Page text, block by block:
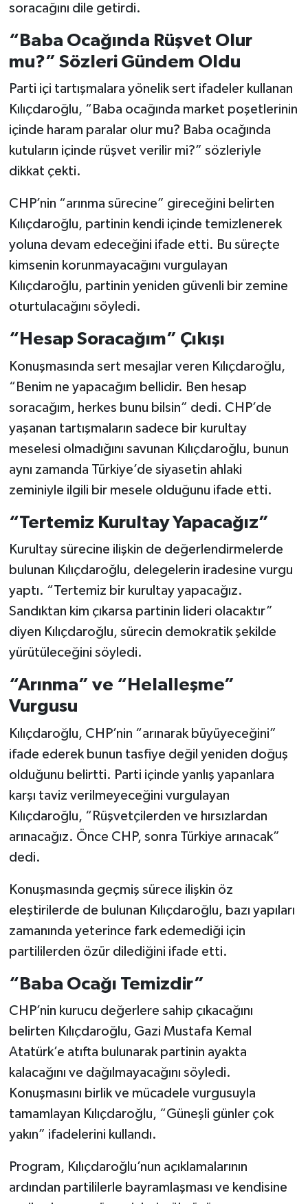
soracağını dile getirdi.
“Baba Ocağında Rüşvet Olur
mu?” Sözleri Gündem Oldu
Parti içi tartışmalara yönelik sert ifadeler kullanan
Kılıçdaroğlu, “Baba ocağında market poşetlerinin
içinde haram paralar olur mu? Baba ocağında
kutuların içinde rüşvet verilir mi?” sözleriyle
dikkat çekti.
CHP’nin “arınma sürecine” gireceğini belirten
Kılıçdaroğlu, partinin kendi içinde temizlenerek
yoluna devam edeceğini ifade etti. Bu süreçte
kimsenin korunmayacağını vurgulayan
Kılıçdaroğlu, partinin yeniden güvenli bir zemine
oturtulacağını söyledi.
“Hesap Soracağım” Çıkışı
Konuşmasında sert mesajlar veren Kılıçdaroğlu,
“Benim ne yapacağım bellidir. Ben hesap
soracağım, herkes bunu bilsin” dedi. CHP’de
yaşanan tartışmaların sadece bir kurultay
meselesi olmadığını savunan Kılıçdaroğlu, bunun
aynı zamanda Türkiye’de siyasetin ahlaki
zeminiyle ilgili bir mesele olduğunu ifade etti.
“Tertemiz Kurultay Yapacağız”
Kurultay sürecine ilişkin de değerlendirmelerde
bulunan Kılıçdaroğlu, delegelerin iradesine vurgu
yaptı. “Tertemiz bir kurultay yapacağız.
Sandıktan kim çıkarsa partinin lideri olacaktır”
diyen Kılıçdaroğlu, sürecin demokratik şekilde
yürütüleceğini söyledi.
“Arınma” ve “Helalleşme”
Vurgusu
Kılıçdaroğlu, CHP’nin “arınarak büyüyeceğini”
ifade ederek bunun tasfiye değil yeniden doğuş
olduğunu belirtti. Parti içinde yanlış yapanlara
karşı taviz verilmeyeceğini vurgulayan
Kılıçdaroğlu, “Rüşvetçilerden ve hırsızlardan
arınacağız. Önce CHP, sonra Türkiye arınacak”
dedi.
Konuşmasında geçmiş sürece ilişkin öz
eleştirilerde de bulunan Kılıçdaroğlu, bazı yapıları
zamanında yeterince fark edemediği için
partililerden özür dilediğini ifade etti.
“Baba Ocağı Temizdir”
CHP’nin kurucu değerlere sahip çıkacağını
belirten Kılıçdaroğlu, Gazi Mustafa Kemal
Atatürk’e atıfta bulunarak partinin ayakta
kalacağını ve dağılmayacağını söyledi.
Konuşmasını birlik ve mücadele vurgusuyla
tamamlayan Kılıçdaroğlu, “Güneşli günler çok
yakın” ifadelerini kullandı.
Program, Kılıçdaroğlu’nun açıklamalarının
ardından partililerle bayramlaşması ve kendisine